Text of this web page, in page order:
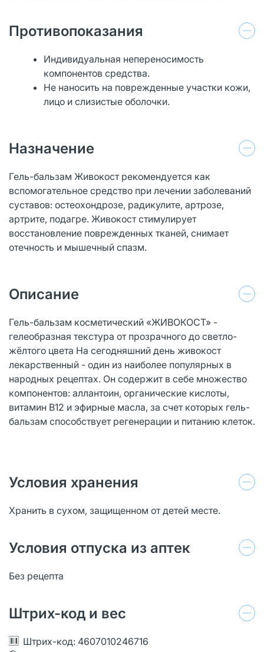
Противопоказания
Индивидуальная непереносимость
компонентов средства.
Не наносить на поврежденные участки кожи,
лицо и слизистые оболочки.
Назначение
Гель-бальзам Живокост рекомендуется как
вспомогательное средство при лечении заболеваний
суставов: остеохондрозе, радикулите, артрозе,
артрите, подагре. Живокост стимулирует
восстановление поврежденных тканей, снимает
отечность и мышечный спазм.
Описание
Гель-бальзам косметический «ЖИВОКОСТ» -
гелеобразная текстура от прозрачного до светло-
жёлтого цвета На сегодняшний день живокост
лекарственный - один из наиболее популярных в
народных рецептах. Он содержит в себе множество
компонентов: аллантоин, органические кислоты,
витамин В12 и эфирные масла, за счет которых гель-
бальзам способствует регенерации и питанию клеток.
Условия хранения
Хранить в сухом, защищенном от детей месте.
Условия отпуска из аптек
Без рецепта
Штрих-код и вес
Штрих-код: 4607010246716